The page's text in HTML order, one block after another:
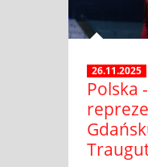
26.11.2025
Polska